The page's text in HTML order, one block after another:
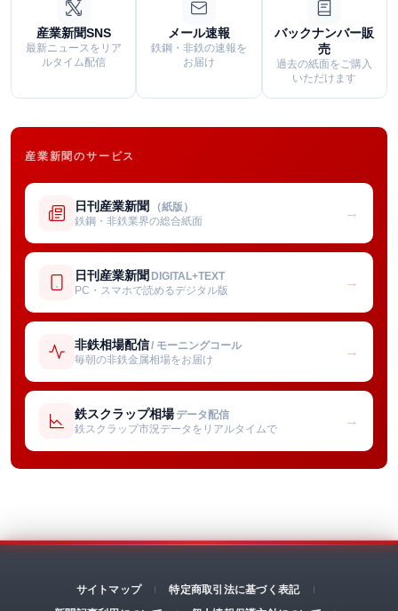
産業新聞SNS
最新ニュースをリア
ルタイム配信
メール速報
鉄鋼・非鉄の速報を
お届け
バックナンバー販
売
過去の紙面をご購入
いただけます
産業新聞のサービス
日刊産業新聞 （紙版）
鉄鋼・非鉄業界の総合紙面
→
日刊産業新聞 DIGITAL+TEXT
PC・スマホで読めるデジタル版
→
非鉄相場配信/ モーニングコール
毎朝の非鉄金属相場をお届け
→
鉄スクラップ相場 データ配信
鉄スクラップ市況データをリアルタイムで
→
サイトマップ
特定商取引法に基づく表記